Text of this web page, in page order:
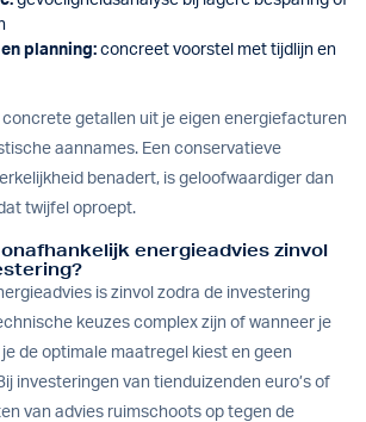
planning: concreet voorstel met tijdlijn en
concrete getallen uit je eigen energiefacturen
aannames. Een conservatieve
benadert, is geloofwaardiger dan
twijfel oproept.
energieadvies zinvol
is zinvol zodra de investering
keuzes complex zijn of wanneer je
de optimale maatregel kiest en geen
investeringen van tienduizenden euro’s of
van advies ruimschoots op tegen de